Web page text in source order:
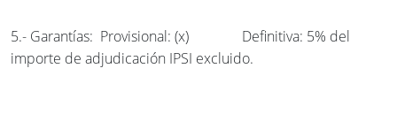
5.- Garantías: Provisional: (x) Definitiva: 5% del
importe de adjudicación IPSI excluido.